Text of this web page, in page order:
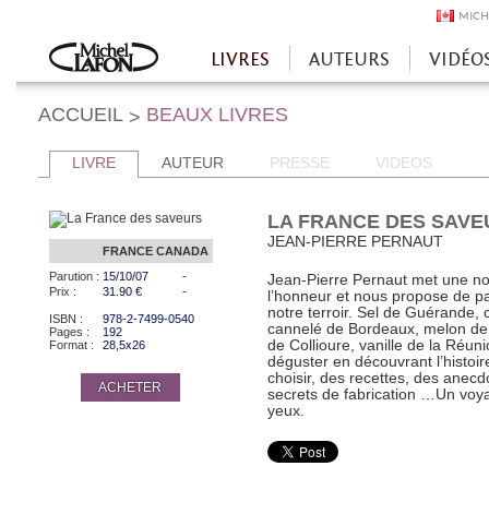
Accueil
LIVRES AUTEURS
ACCUEIL > BEAUX LIVRES
LIVRE AUTEUR PRESSE VIDEOS
FRANCE CANADA
Parution : 15/10/07 -
Prix : 31.90 € -
ISBN :
978-2-7499-0540
Pages :
192
Format :
28,5x26
ACHETER
LA FRANCE DES
JEAN-PIERRE PERNAUT
Jean-Pierre Pernaut met une
l’honneur et nous propose de
notre terroir. Sel de Guérande,
cannelé de Bordeaux, melon
de Collioure, vanille de la
déguster en découvrant
choisir, des recettes, des
secrets de fabrication …Un
yeux.